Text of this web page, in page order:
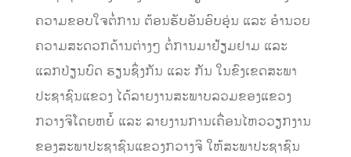
ຄວາມຂອບໃຈຕໍ່ການ ຕ້ອນຮັບອັນອົບອຸ່ນ ແລະ ອໍານວຍ
ຄວາມສະດວກດ້ານຕ່າງໆ ຕໍ່ການມາຢ້ຽມຢາມ ແລະ
ແລກປ່ຽນບົດ ຮຽນຊຶ່ງກັນ ແລະ ກັນ ໃນຂົງເຂດສະພາ
ປະຊາຊົນແຂວງ ໄດ້ລາຍງານສະພາບລວມຂອງແຂວງ
ກວາງຈິໂດຍຫຍໍ້ ແລະ ລາຍງານການເຄື່ອນໄຫວວຽກງານ
ຂອງສະພາປະຊາຊົນແຂວງກວາງຈິ ໃຫ້ສະພາປະຊາຊົນ